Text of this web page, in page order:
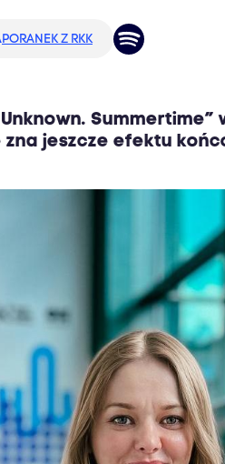
PORANEK Z RKK
jeszcze efektu